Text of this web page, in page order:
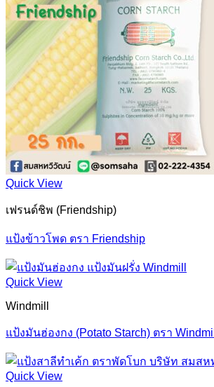
Quick View
เฟรนด์ชิพ (Friendship)
แป้งข้าวโพด ตรา Friendship
Quick View
Windmill
แป้งมันฮ่องกง (Potato Starch) ตรา Windmill
Quick View